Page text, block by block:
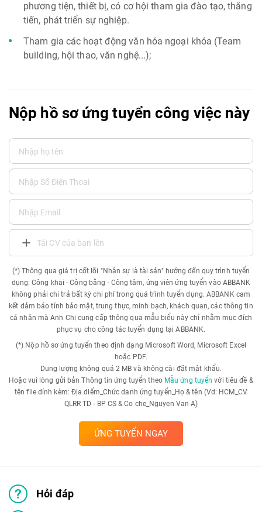
phương tiện, thiết bị, có cơ hội tham gia đào tạo, thăng
tiến, phát triển sự nghiệp.
Tham gia các hoạt động văn hóa ngoại khóa (Team
building, hội thao, văn nghệ...);
Nộp hồ sơ ứng tuyển công việc này
Tải CV của bạn lên
(*) Thông qua giá trị cốt lõi "Nhân sự là tài sản" hướng đến quy trình tuyển
dụng: Công khai - Công bằng - Công tâm, ứng viên ứng tuyển vào ABBANK
không phải chi trả bất kỳ chi phí trong quá trình tuyển dụng. ABBANK cam
kết đảm bảo tính bảo mật, trung thực, minh bạch, khách quan, các thông tin
cá nhân mà Anh Chị cung cấp thông qua mẫu biểu này chỉ nhằm mục đích
phục vụ cho công tác tuyển dụng tại ABBANK.
(*) Nộp hồ sơ ứng tuyển theo định dạng Microsoft Word, Microsoft Excel
hoặc PDF.
Dung lượng không quá 2 MB và không cài đặt mật khẩu.
Hoặc vui lòng gửi bản Thông tin ứng tuyển theo Mẫu ứng tuyển với tiêu đề &
tên file đính kèm: Địa điểm_Chức danh ứng tuyển_Họ & tên (Vd: HCM_CV
QLRR TD - BP CS & Co che_Nguyen Van A)
ỨNG TUYỂN NGAY
Hỏi đáp